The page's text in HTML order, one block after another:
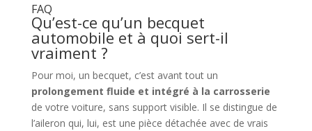
FAQ
Qu’est-ce qu’un becquet
automobile et à quoi sert-il
vraiment ?
Pour moi, un becquet, c’est avant tout un
prolongement fluide et intégré à la carrosserie
de votre voiture, sans support visible. Il se distingue de
l’aileron qui, lui, est une pièce détachée avec de vrais